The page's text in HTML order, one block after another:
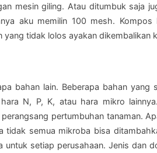
mesin giling. Atau ditumbuk saja
aku memilin 100 mesh. Kompos
tidak lolos ayakan dikembalikan
bahan lain. Beberapa bahan yang
N, P, K, atau hara mikro
pertumbuhan tanaman.
tidak semua mikroba bisa
setiap perusahaan. Jenis dan